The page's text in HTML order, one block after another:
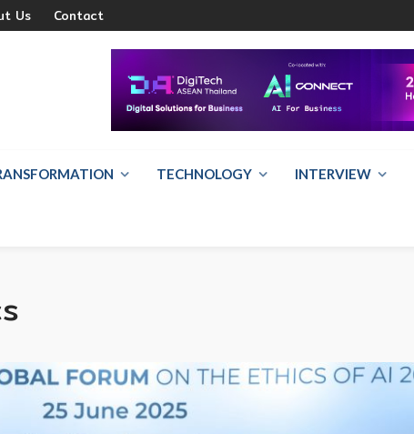
Us Contact
TECHNOLOGY INTERVIEW